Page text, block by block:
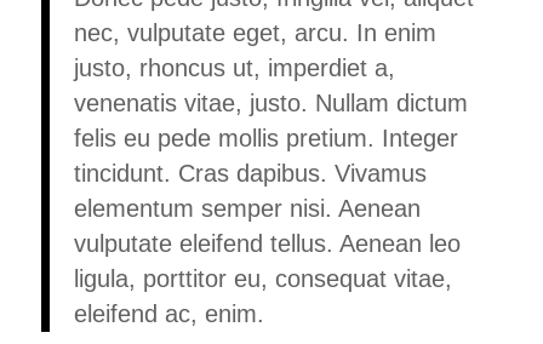
nec, vulputate eget, arcu. In enim
justo, rhoncus ut, imperdiet a,
venenatis vitae, justo. Nullam dictum
felis eu pede mollis pretium. Integer
tincidunt. Cras dapibus. Vivamus
elementum semper nisi. Aenean
vulputate eleifend tellus. Aenean leo
ligula, porttitor eu, consequat vitae,
eleifend ac, enim.